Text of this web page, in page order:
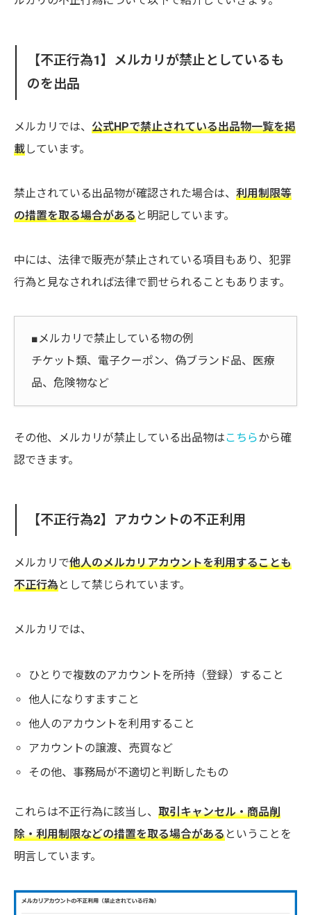
【不正行為1】メルカリが禁止としているも
のを出品
メルカリでは、 公式HPで禁止されている出品物一覧を掲
載しています。
禁止されている出品物が確認された場合は、 利用制限等
の措置を取る場合があると明記しています。
中には、法律で販売が禁止されている項目もあり、犯罪
行為と見なされれば法律で罰せられることもあります。
■メルカリで禁止している物の例
チケット類、電子クーポン、偽ブランド品、医療
品、危険物など
その他、メルカリが禁止している出品物はこちらから確
認できます。
【不正行為2】アカウントの不正利用
メルカリで他人のメルカリアカウントを利用することも
不正行為として禁じられています。
メルカリでは、
ひとりで複数のアカウントを所持（登録）すること
他人になりすますこと
他人のアカウントを利用すること
アカウントの譲渡、売買など
その他、事務局が不適切と判断したもの
これらは不正行為に該当し、 取引キャンセル・商品削
除・利用制限などの措置を取る場合があるということを
明言しています。